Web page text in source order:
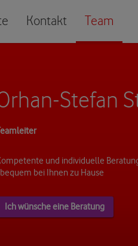
Kontakt Team
Stefan
und individuelle
bei Ihnen zu Hause
Ich wünsche eine Beratung